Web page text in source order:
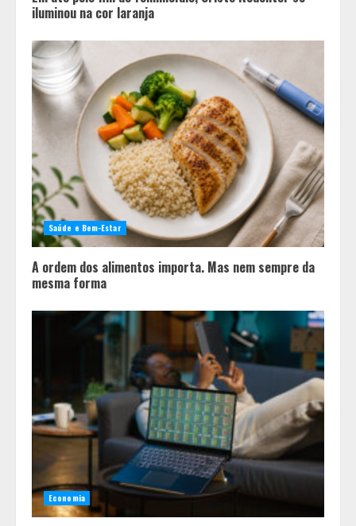
iluminou na cor laranja
Saúde e Bem-Estar
A ordem dos alimentos importa. Mas nem sempre da
mesma forma
Economia